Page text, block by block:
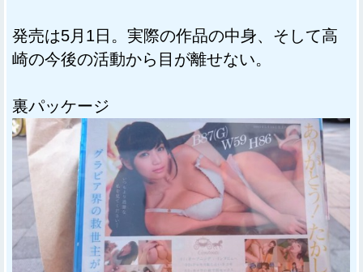
発売は5月1日。実際の作品の中身、そして高
崎の今後の活動から目が離せない。
裏パッケージ